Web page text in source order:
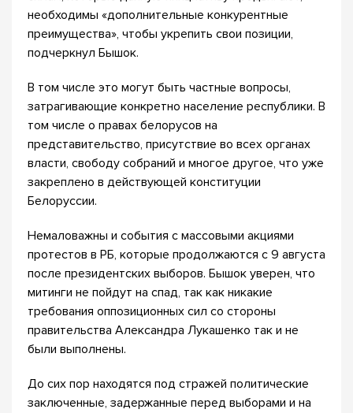
необходимы «дополнительные конкурентные
преимущества», чтобы укрепить свои позиции,
подчеркнул Бышок.
В том числе это могут быть частные вопросы,
затрагивающие конкретно население республики. В
том числе о правах белорусов на
представительство, присутствие во всех органах
власти, свободу собраний и многое другое, что уже
закреплено в действующей конституции
Белоруссии.
Немаловажны и события с массовыми акциями
протестов в РБ, которые продолжаются с 9 августа
после президентских выборов. Бышок уверен, что
митинги не пойдут на спад, так как никакие
требования оппозиционных сил со стороны
правительства Александра Лукашенко так и не
были выполнены.
До сих пор находятся под стражей политические
заключенные, задержанные перед выборами и на